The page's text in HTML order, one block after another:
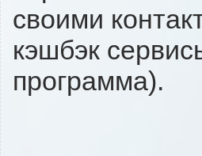
своими
кэшбэк
программа).